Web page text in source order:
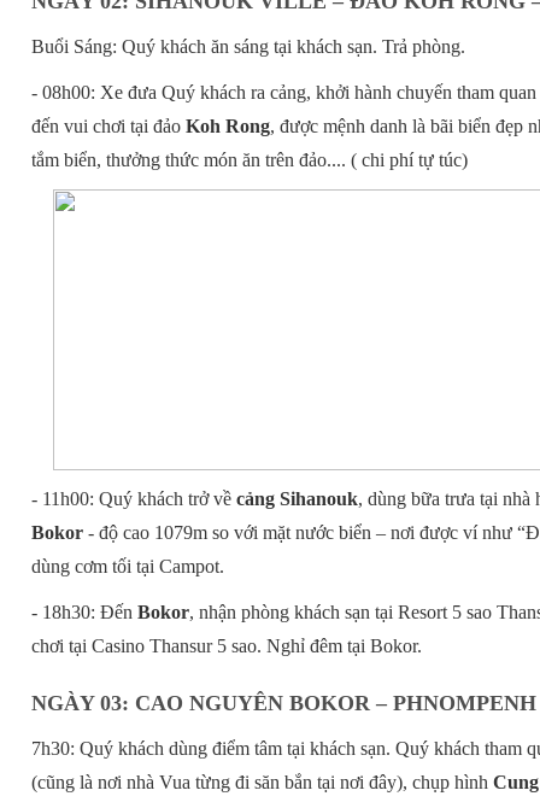
Buổi Sáng: Quý khách ăn sáng tại khách sạn. Trả phòng.
- 08h00: Xe đưa Quý khách ra cảng, khởi hành chuyến tham
đến vui chơi tại đảo Koh Rong, được mệnh danh là bãi biển
tắm biển, thưởng thức món ăn trên đảo.... ( chi phí tự túc)
- 11h00: Quý khách trở về cảng Sihanouk, dùng bữa trưa tại nhà
Bokor - độ cao 1079m so với mặt nước biển – nơi được ví như
dùng cơm tối tại Campot.
- 18h30: Đến Bokor, nhận phòng khách sạn tại Resort 5 sao
chơi tại Casino Thansur 5 sao. Nghỉ đêm tại Bokor.
NGÀY 03: CAO NGUYÊN BOKOR –
7h30: Quý khách dùng điểm tâm tại khách sạn. Quý khách tham
(cũng là nơi nhà Vua từng đi săn bắn tại nơi đây), chụp hình